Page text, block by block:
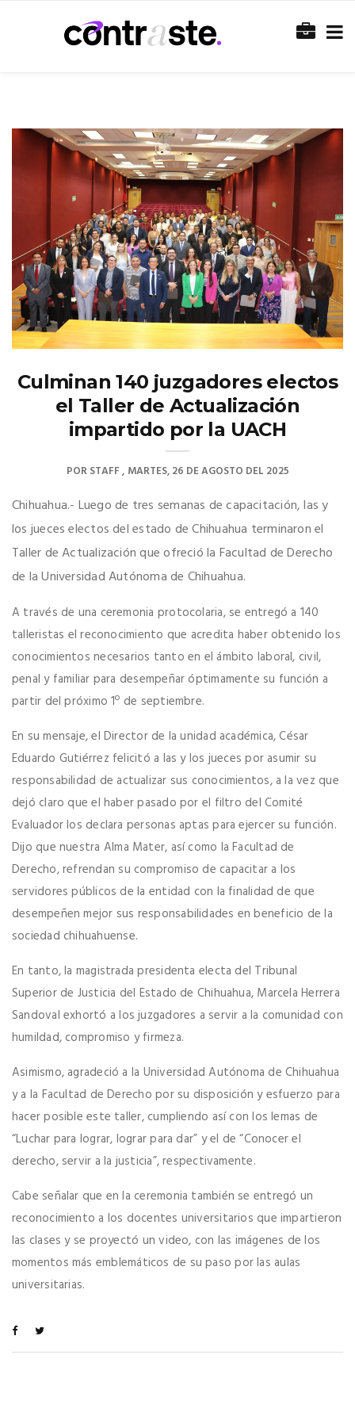
Culminan 140 juzgadores electos
el Taller de Actualización
impartido por la UACH
PORSTAFF MARTES, 26 DE AGOSTO DEL 2025
Chihuahua.- Luego de tres semanas de capacitación, las y
los jueces electos del estado de Chihuahua terminaron el
Taller de Actualización que ofreció la Facultad de Derecho
de la Universidad Autónoma de Chihuahua.
A través de una ceremonia protocolaria, se entregó a 140
talleristas el reconocimiento que acredita haber obtenido los
conocimientos necesarios tanto en el ámbito laboral, civil,
penal y familiar para desempeñar óptimamente su función a
partir del próximo 1º de septiembre.
En su mensaje, el Director de la unidad académica, César
Eduardo Gutiérrez felicitó a las y los jueces por asumir su
responsabilidad de actualizar sus conocimientos, a la vez que
dejó claro que el haber pasado por el filtro del Comité
Evaluador los declara personas aptas para ejercer su función.
Dijo que nuestra Alma Mater, así como la Facultad de
Derecho, refrendan su compromiso de capacitar a los
servidores públicos de la entidad con la finalidad de que
desempeñen mejor sus responsabilidades en beneficio de la
sociedad chihuahuense.
En tanto, la magistrada presidenta electa del Tribunal
Superior de Justicia del Estado de Chihuahua, Marcela Herrera
Sandoval exhortó a los juzgadores a servir a la comunidad con
humildad, compromiso y firmeza.
Asimismo, agradeció a la Universidad Autónoma de Chihuahua
y a la Facultad de Derecho por su disposición y esfuerzo para
hacer posible este taller, cumpliendo así con los lemas de
“Luchar para lograr, lograr para dar” y el de “Conocer el
derecho, servir a la justicia”, respectivamente.
Cabe señalar que en la ceremonia también se entregó un
reconocimiento a los docentes universitarios que impartieron
las clases y se proyectó un video, con las imágenes de los
momentos más emblemáticos de su paso por las aulas
universitarias.